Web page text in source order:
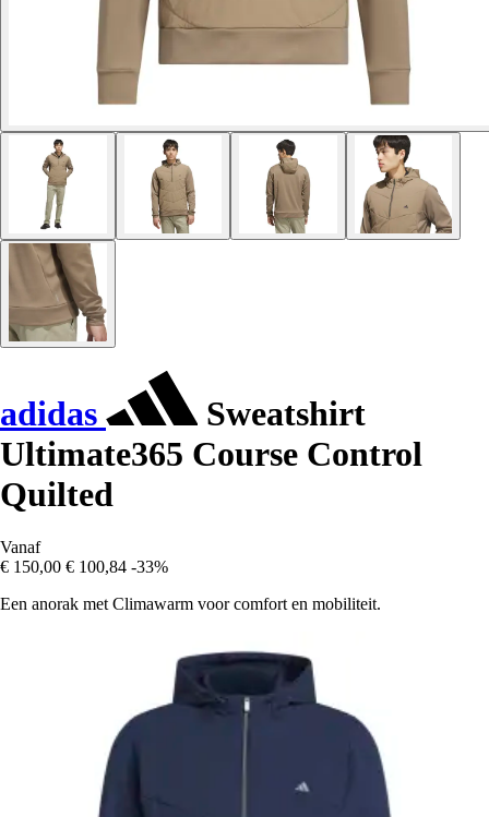
adidas
Sweatshirt
Ultimate365 Course Control
Quilted
Vanaf
€ 150,00 € 100,84 -33%
Een anorak met Climawarm voor comfort en mobiliteit.